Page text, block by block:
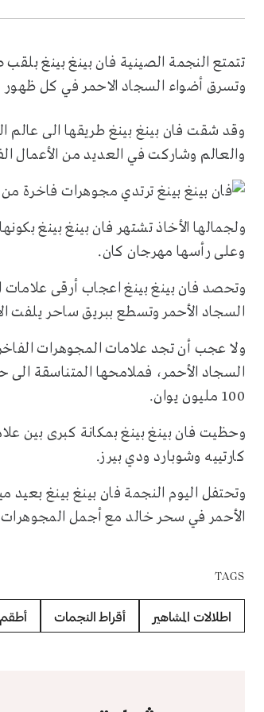
تتمتع النجمة الصينية فان بينغ بينغ
وتسرق أضواء السجاد الاحمر في كل ظهور
وقد شقت فان بينغ بينغ طريقها الى
والعالم وشاركت في العديد من الأعمال
ولجمالها الأخاذ تشتهر فان بينغ بينغ
وعلى رأسها مهرجان كان.
وتحصد فان بينغ بينغ اعجاب أرقى علامات
السجاد الأحمر وتسطع ببريق ساحر يلفت
ولا عجب أن تجد علامات المجوهرات
السجاد الأحمر، فملامحها المتناسقة
100 مليون يوان.
وحظيت فان بينغ بينغ بمكانة كبرى بين
كارتييه وشوبارد ودي بيرز.
الأحمر في سحر خالد مع أجمل
TAGS
اطلالات المشاهير أقراط النجمات أطقم